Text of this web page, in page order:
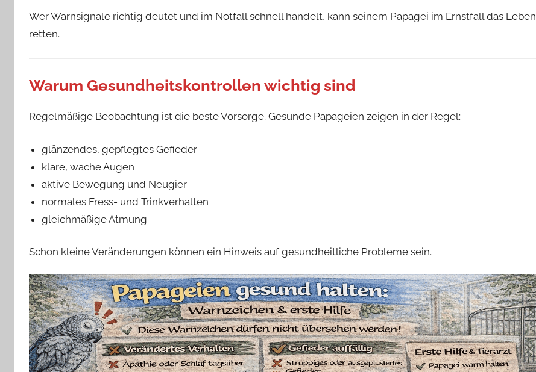
Wer Warnsignale richtig deutet und im Notfall schnell handelt, kann seinem Papagei im Ernstfall das Leben
retten.
Warum Gesundheitskontrollen wichtig sind
Regelmäßige Beobachtung ist die beste Vorsorge. Gesunde Papageien zeigen in der Regel:
glänzendes, gepflegtes Gefieder
klare, wache Augen
aktive Bewegung und Neugier
normales Fress- und Trinkverhalten
gleichmäßige Atmung
Schon kleine Veränderungen können ein Hinweis auf gesundheitliche Probleme sein.